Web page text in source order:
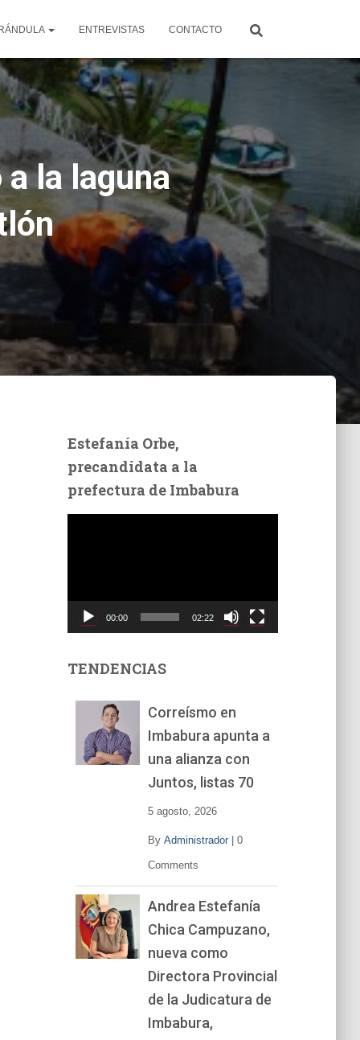
ENTREVISTAS CONTACTO
la laguna
Estefanía Orbe,
precandidata a la
prefectura de Imbabura
t
00:00 02:22
TENDENCIAS
Correísmo en
Imbabura apunta a
una alianza con
Juntos, listas 70
5 agosto, 2026
By Administrador| 0
Comments
Andrea Estefanía
Chica Campuzano,
nueva como
Directora Provincial
de la Judicatura de
Imbabura,